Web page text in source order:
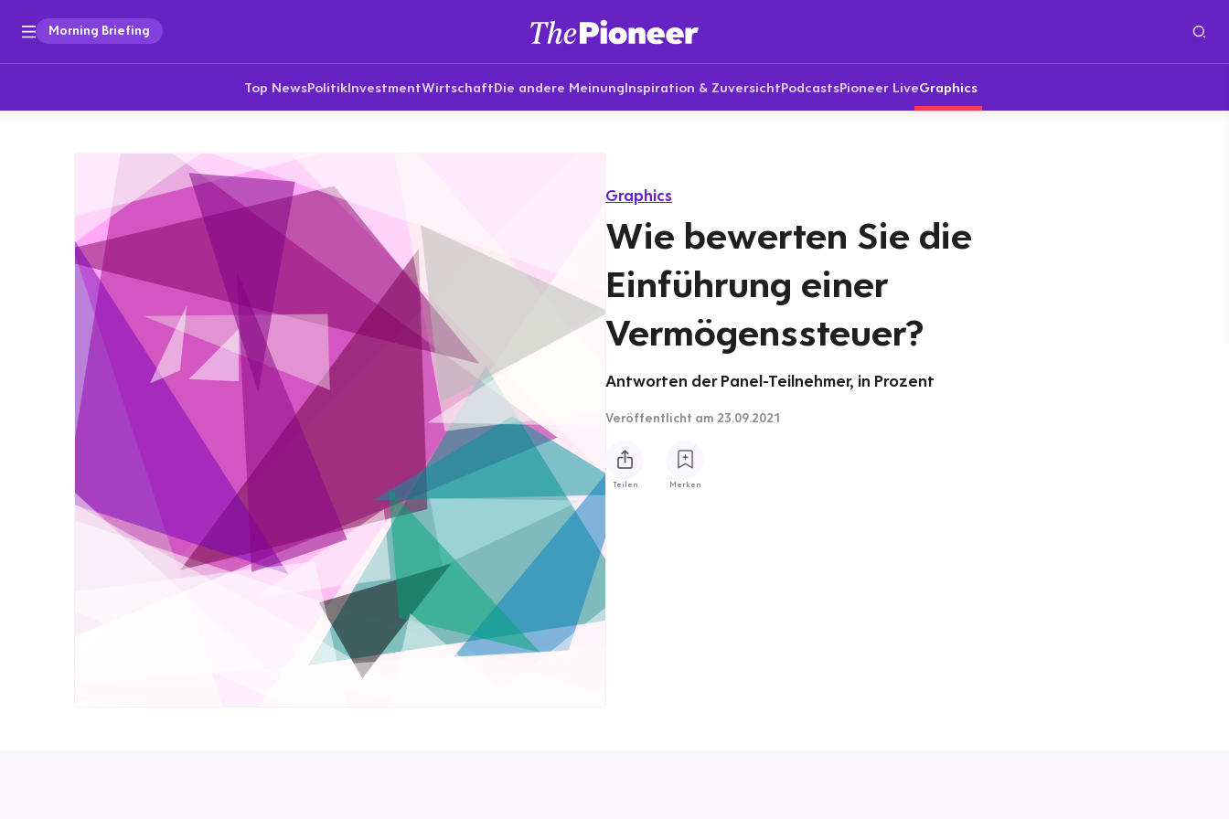
Morning Briefing
Top NewsPolitikInvestmentWirtschaftDie andere MeinungInspiration & ZuversichtPodcastsPioneer LiveGraphics
Graphics
Wie bewerten Sie die
Einführung einer
Vermögenssteuer?
Antworten der Panel-Teilnehmer, in Prozent
Veröffentlicht am 23.09.2021
Teilen Merken